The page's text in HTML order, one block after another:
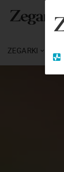
ZEGARKI